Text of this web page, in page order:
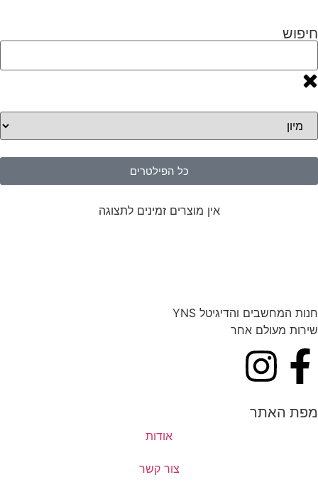
חיפוש
כל הפילטרים
אין מוצרים זמינים לתצוגה
חנות המחשבים והדיגיטל YNS
שירות מעולם אחר
מפת האתר
אודות
צור קשר